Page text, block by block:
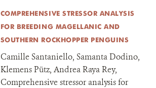
COMPREHENSIVE STRESSOR ANALYSIS
FOR BREEDING MAGELLANIC AND
SOUTHERN ROCKHOPPER PENGUINS
Camille Santaniello, Samanta Dodino,
Klemens Pütz, Andrea Raya Rey,
Comprehensive stressor analysis for